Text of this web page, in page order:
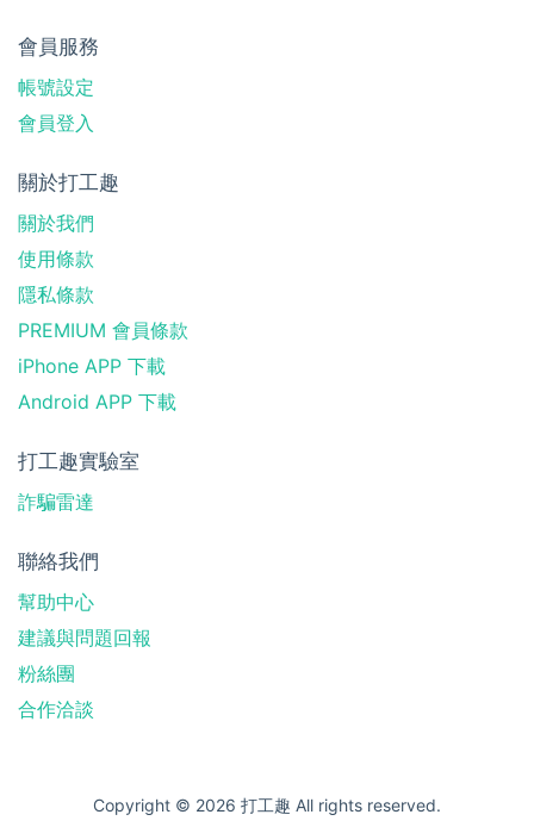
會員服務
帳號設定
會員登入
關於打工趣
關於我們
使用條款
隱私條款
PREMIUM 會員條款
iPhone APP 下載
Android APP 下載
打工趣實驗室
詐騙雷達
聯絡我們
幫助中心
建議與問題回報
粉絲團
合作洽談
Copyright © 2026 打工趣 All rights reserved.